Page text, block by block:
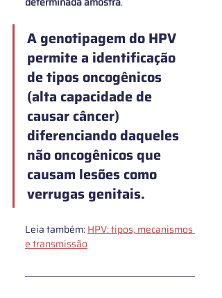
A genotipagem do HPV
permite a identificação
de tipos oncogênicos
(alta capacidade de
causar câncer)
diferenciando daqueles
não oncogênicos que
causam lesões como
verrugas genitais.
Leia também: HPV: tipos, mecanismos
e transmissão